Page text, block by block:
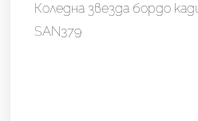
Коледна звезда бордо
SAN379